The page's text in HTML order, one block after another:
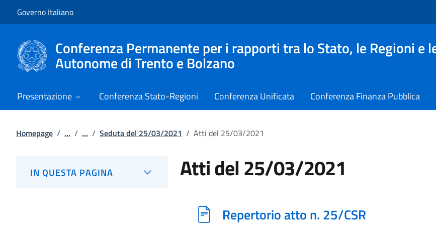
Governo Italiano
Conferenza Permanente per i rapporti tra lo Stato, le Regioni e
Autonome di Trento e Bolzano
Presentazione Conferenza Stato-Regioni Conferenza Unificata Conferenza Finanza Pubblica
Homepage / ... / ... / Seduta del 25/03/2021 / Atti del 25/03/2021
IN QUESTA PAGINA Atti del 25/03/2021
Repertorio atto n. 25/CSR